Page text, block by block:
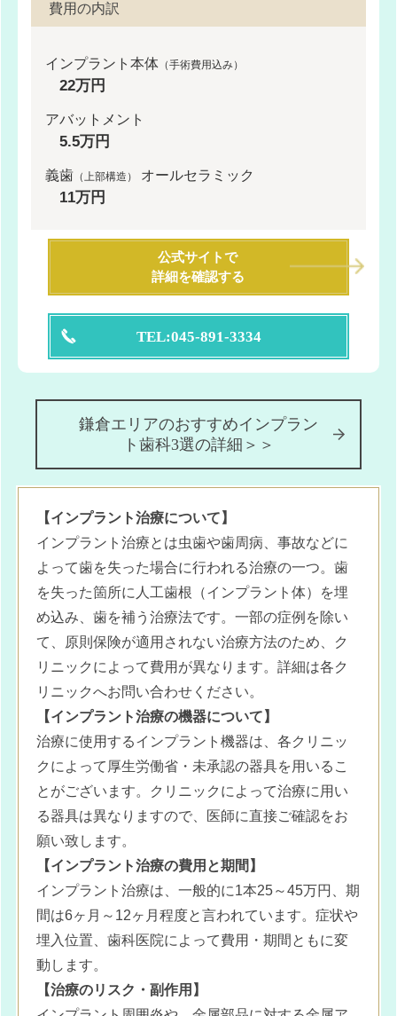
費用の内訳
インプラント本体 （手術費用込み）
22万円
アバットメント
5.5万円
義歯 （上部構造） オールセラミック
11万円
公式サイトで
詳細を確認する
TEL:045-891-3334
鎌倉エリアのおすすめインプラン
ト歯科3選の詳細＞＞
【インプラント治療について】
インプラント治療とは虫歯や歯周病、事故などに
よって歯を失った場合に行われる治療の一つ。歯
を失った箇所に人工歯根（インプラント体）を埋
め込み、歯を補う治療法です。一部の症例を除い
て、原則保険が適用されない治療方法のため、ク
リニックによって費用が異なります。詳細は各ク
リニックへお問い合わせください。
【インプラント治療の機器について】
治療に使用するインプラント機器は、各クリニッ
クによって厚生労働省・未承認の器具を用いるこ
とがございます。クリニックによって治療に用い
る器具は異なりますので、医師に直接ご確認をお
願い致します。
【インプラント治療の費用と期間】
インプラント治療は、一般的に1本25～45万円、期
間は6ヶ月～12ヶ月程度と言われています。症状や
埋入位置、歯科医院によって費用・期間ともに変
動します。
【治療のリスク・副作用】